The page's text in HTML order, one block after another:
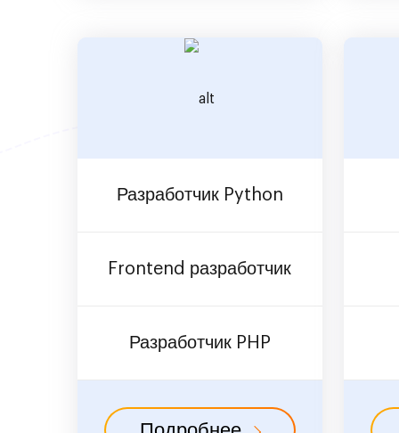
Разработчик Python
Frontend разработчик
Разработчик PHP